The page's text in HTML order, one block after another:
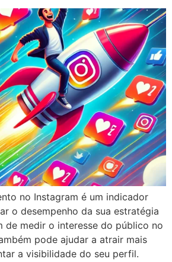
no Instagram é um indicador
o desempenho da sua estratégia
de medir o interesse do público no
pode ajudar a atrair mais
a visibilidade do seu perfil.